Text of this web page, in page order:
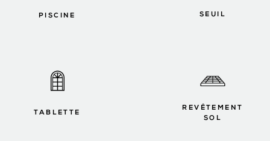
PISCINE SEUIL
TABLETTE
REVÊTEMENT
SOL